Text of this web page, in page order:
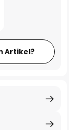
Artikel?